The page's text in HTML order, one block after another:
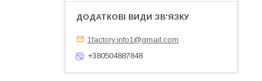
1factory.info1@gmail.com
+380504887848